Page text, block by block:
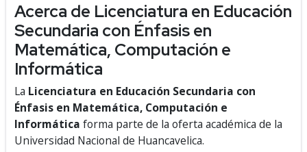
Acerca de Licenciatura en Educación
Secundaria con Énfasis en
Matemática, Computación e
Informática
La Licenciatura en Educación Secundaria con
Énfasis en Matemática, Computación e
Informática forma parte de la oferta académica de la
Universidad Nacional de Huancavelica.